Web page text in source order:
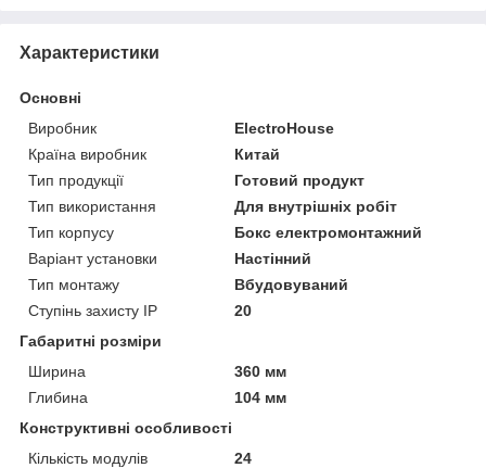
Характеристики
Основні
Виробник
ElectroHouse
Країна виробник
Китай
Тип продукції
Готовий продукт
Тип використання
Для внутрішніх робіт
Тип корпусу
Бокс електромонтажний
Варіант установки
Настінний
Тип монтажу
Вбудовуваний
Ступінь захисту IP
20
Габаритні розміри
Ширина
360 мм
Глибина
104 мм
Конструктивні особливості
Кількість модулів
24